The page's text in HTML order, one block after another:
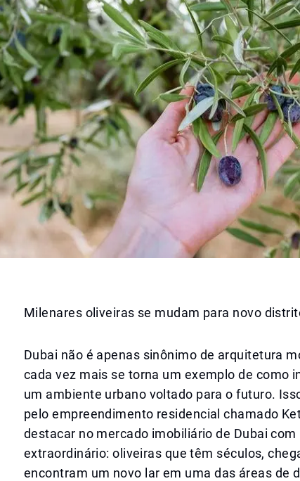
Milenares oliveiras se mudam para novo
Dubai não é apenas sinônimo de arquitetura
cada vez mais se torna um exemplo de como
um ambiente urbano voltado para o futuro.
pelo empreendimento residencial chamado
destacar no mercado imobiliário de Dubai com
extraordinário: oliveiras que têm séculos,
encontram um novo lar em uma das áreas de